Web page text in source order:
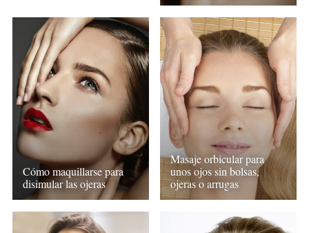
Cómo maquillarse para
disimular las ojeras
Masaje orbicular para
unos ojos sin bolsas,
ojeras o arrugas